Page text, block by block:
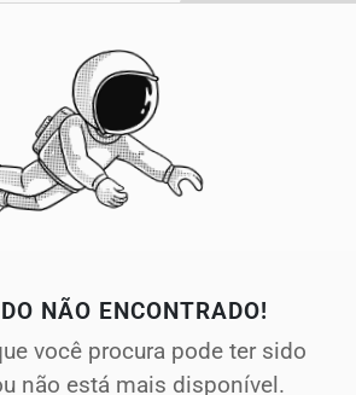
NÃO ENCONTRADO!
você procura pode ter sido
não está mais disponível.